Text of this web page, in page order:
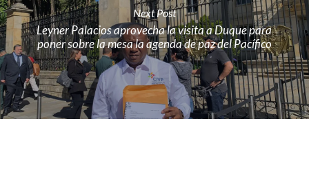
Next Post
Leyner Palacios aprovecha la visita a Duque para
poner sobre la mesa la agenda de paz del Pacífico